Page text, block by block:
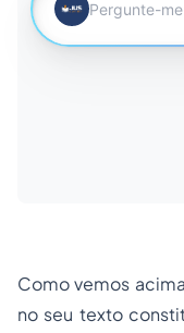
Como vemos
no seu texto